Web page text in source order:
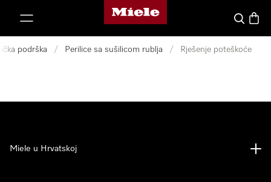
Miele početna stranica
Pretraga
podrška / Perilice sa sušilicom rublja / Rješenje poteškoće
Miele u Hrvatskoj